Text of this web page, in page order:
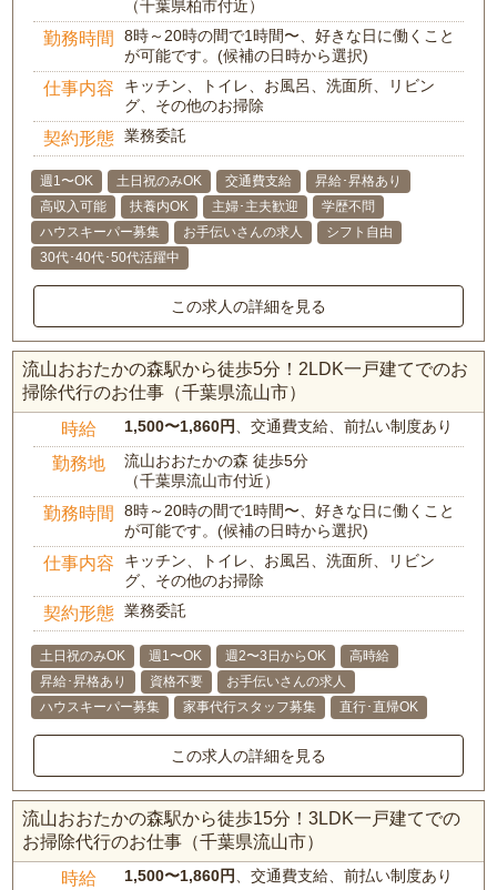
（千葉県柏市付近）
勤務時間
8時～20時の間で1時間〜、好きな日に働くこと
が可能です。(候補の日時から選択)
仕事内容
キッチン、トイレ、お風呂、洗面所、リビン
グ、その他のお掃除
契約形態 業務委託
週1〜OK 土日祝のみOK 交通費支給
昇給･昇格あり
高収入可能
扶養内OK 主婦･主夫歓迎
学歴不問
ハウスキーパー募集
お手伝いさんの求人
シフト自由
30代･40代･50代活躍中
この求人の詳細を見る
流山おおたかの森駅から徒歩5分！2LDK一戸建てでのお
掃除代行のお仕事（千葉県流山市）
時給 1,500〜1,860円、交通費支給、前払い制度あり
勤務地
流山おおたかの森 徒歩5分
（千葉県流山市付近）
勤務時間
8時～20時の間で1時間〜、好きな日に働くこと
が可能です。(候補の日時から選択)
仕事内容
キッチン、トイレ、お風呂、洗面所、リビン
グ、その他のお掃除
契約形態 業務委託
土日祝のみOK 週1〜OK 週2〜3日からOK
高時給
昇給･昇格あり
資格不要
お手伝いさんの求人
ハウスキーパー募集
家事代行スタッフ募集 直行･直帰OK
この求人の詳細を見る
流山おおたかの森駅から徒歩15分！3LDK一戸建てでの
お掃除代行のお仕事（千葉県流山市）
時給 1,500〜1,860円、交通費支給、前払い制度あり